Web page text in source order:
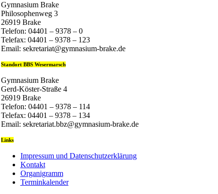
Gymnasium Brake
Philosophenweg 3
26919 Brake
Telefon: 04401 – 9378 – 0
Telefax: 04401 – 9378 – 123
Email: sekretariat@gymnasium-brake.de
Standort BBS Wesermarsch
Gymnasium Brake
Gerd-Köster-Straße 4
26919 Brake
Telefon: 04401 – 9378 – 114
Telefax: 04401 – 9378 – 134
Email: sekretariat.bbz@gymnasium-brake.de
Links
Impressum und Datenschutzerklärung
Kontakt
Organigramm
Terminkalender